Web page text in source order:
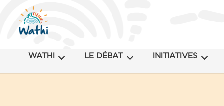
WATHI LE DÉBAT INITIATIVES